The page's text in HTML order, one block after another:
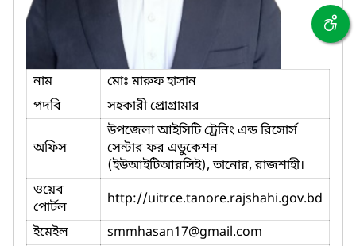
নাম
মোঃ মারুফ হাসান
পদবি
সহকারী প্রোগ্রামার
অফিস
উপজেলা আইসিটি ট্রেনিং এন্ড রিসোর্স
সেন্টার ফর এডুকেশন
(ইউআইটিআরসিই), তানোর, রাজশাহী।
ওয়েব
পোর্টল
http://uitrce.tanore.rajshahi.gov.bd
ইমেইল
smmhasan17@gmail.com